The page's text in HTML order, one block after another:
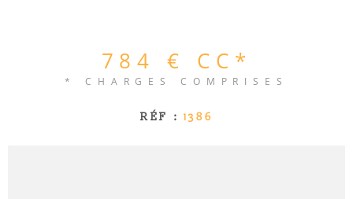
784 € CC*
* CHARGES COMPRISES
RÉF : 1386